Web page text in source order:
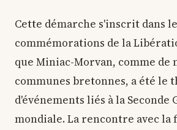
Cette démarche s'inscrit dans
commémorations de la
que Miniac-Morvan, comme de
communes bretonnes, a été le
d'événements liés à la Seconde
mondiale. La rencontre avec la